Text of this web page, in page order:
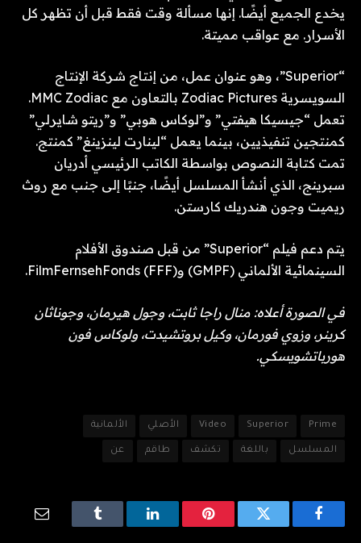
يخدع الجميع أيضًا. إنها مسألة وقت فقط قبل أن تظهر كل
الأسرار. مع عواقب مميتة.
“Superior”، وهو عنوان عمل، من إنتاج شركة الإنتاج
السويسرية Zodiac Pictures بالتعاون مع MMC Zodiac.
تعمل “جيسيكا هيفتي” و”لوكاس هوبي” و”ريتو شايرلي”
كمنتجين تنفيذيين، بينما يعمل “لينارت لينزينغ” كمنتج.
تمت كتابة النصوص بواسطة الكاتب الرئيسي أدريان
سبرينج، الذي أنشأ المسلسل أيضًا، جنبًا إلى جنب مع روث
ريميت وجون هندريك كارستن.
يتم دعم فيلم “Superior” من قبل صندوق الأفلام
السينمائية الألماني (GMPF) وFilmFernsehFonds (FFF).
في الصورة أعلاه: منال راجا ثابت، وجول هيرمان، وجوناثان
كرينر، وزوي فورمان، وكيل بروتشيدت، ولوكاس فون
هورباتشويسكي.
Prime
Superior
Video الأصلي الألمانية
المسلسل باللغة تكشف طاقم عن
فيسبوك تويتر بينتيريستلينكدإن Tumblr